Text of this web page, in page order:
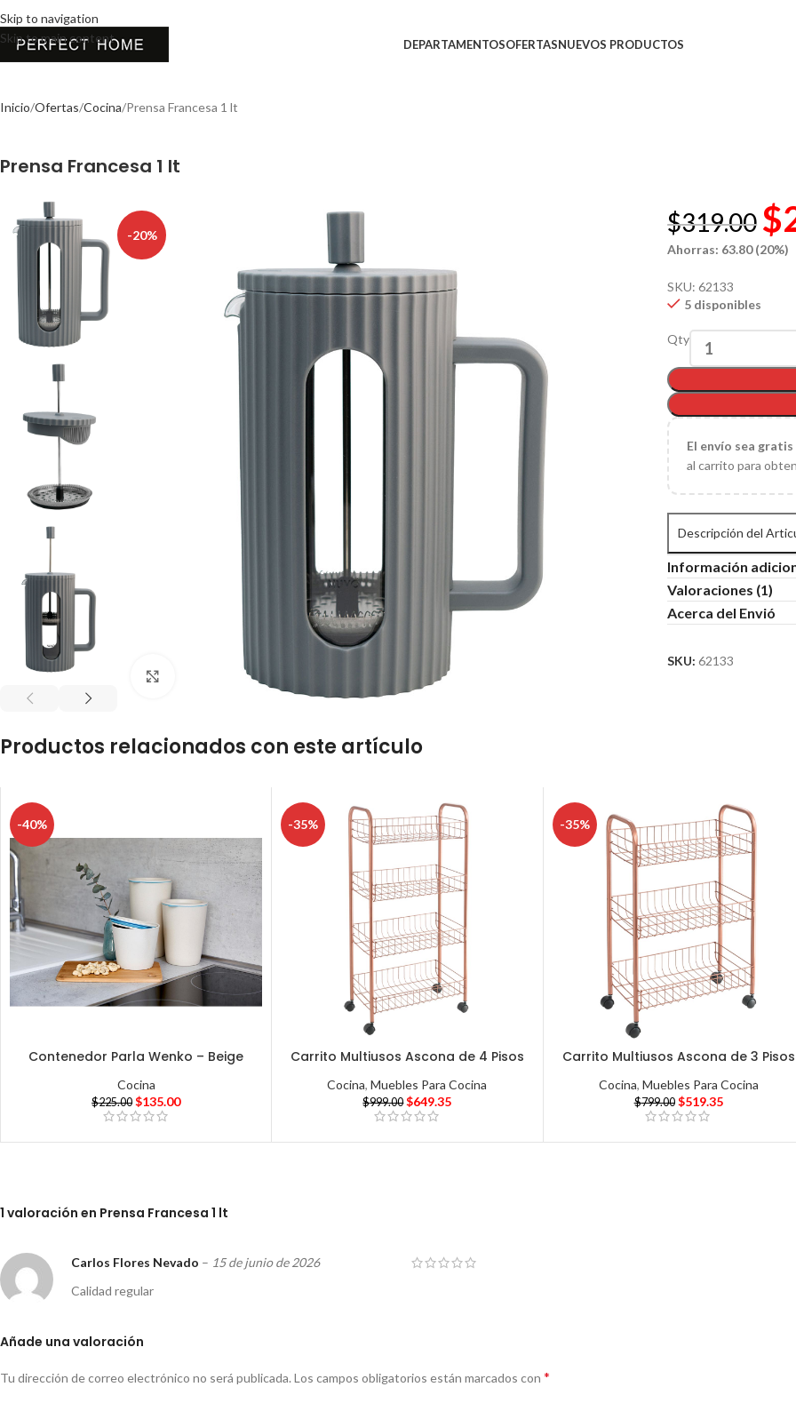
Skip to navigation
Skip to main content
DEPARTAMENTOSOFERTASNUEVOS PRODUCTOS
Inicio Ofertas Cocina Prensa Francesa 1 lt
Prensa Francesa 1 lt
-20%
Click to enlarge
$319.00 $
Ahorras: 63.80 (20%)
SKU:62133
5 disponibles
Qty
El envío sea
al carrito para
Descripción del
Información
Valoraciones (1)
Acerca del Envió
SKU:62133
Productos relacionados con este artículo
-40%
Contenedor Parla Wenko – Beige
Cocina
$225.00 $135.00
-35%
Carrito Multiusos Ascona de 4 Pisos
Cocina,Muebles Para Cocina
$999.00 $649.35
-35%
Carrito Multiusos Ascona de 3 Pisos
Cocina, Muebles Para Cocina
$799.00 $519.35
1 valoración en Prensa Francesa 1 lt
Carlos Flores Nevado – 15 de junio de 2026
Calidad regular
Añade una valoración
Tu dirección de correo electrónico no será publicada. Los campos obligatorios están marcados con *